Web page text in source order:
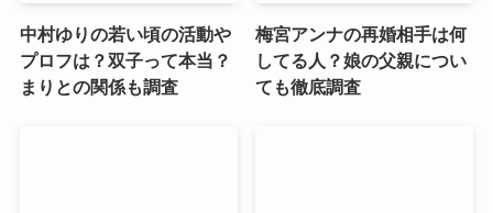
中村ゆりの若い頃の活動や
プロフは？双子って本当？
まりとの関係も調査
梅宮アンナの再婚相手は何
してる人？娘の父親につい
ても徹底調査